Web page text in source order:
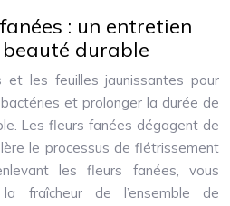
: un entretien
durable
et les feuilles jaunissantes pour
et prolonger la durée de
Les fleurs fanées dégagent de
le processus de flétrissement
les fleurs fanées, vous
fraîcheur de l’ensemble de